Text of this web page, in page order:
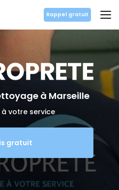
Rappel gratuit
à Marseille
à votre service
gratuit